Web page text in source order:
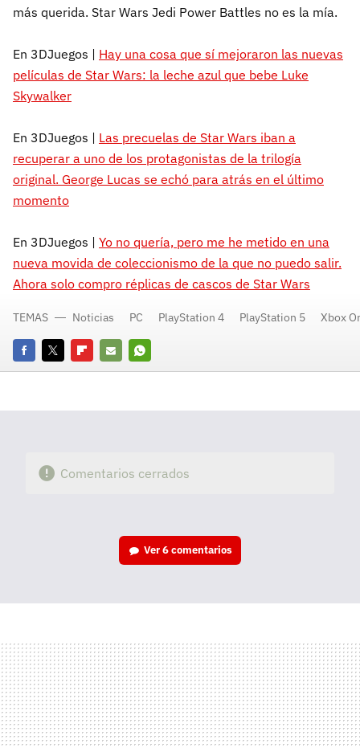
más querida. Star Wars Jedi Power Battles no es la mía.
En 3DJuegos | Hay una cosa que sí mejoraron las nuevas
películas de Star Wars: la leche azul que bebe Luke
Skywalker
En 3DJuegos | Las precuelas de Star Wars iban a
recuperar a uno de los protagonistas de la trilogía
original. George Lucas se echó para atrás en el último
momento
En 3DJuegos | Yo no quería, pero me he metido en una
nueva movida de coleccionismo de la que no puedo salir.
Ahora solo compro réplicas de cascos de Star Wars
FacebookTwitterFlipboard
E-
Whatsapp
TEMAS Noticias PC PlayStation 4 PlayStation 5 Xbox
Comentarios cerrados
Ver6 comentarios